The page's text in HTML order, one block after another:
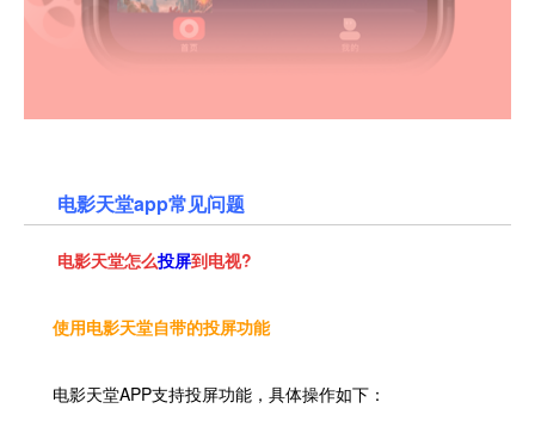
电影天堂app常见问题
电影天堂怎么投屏到电视?
使用电影天堂自带的投屏功能
电影天堂APP支持投屏功能，具体操作如下：